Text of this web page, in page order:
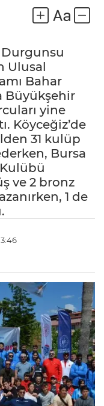
Durgunsu
Ulusal
Bahar
Büyükşehir
yine
Köyceğiz’de
31 kulüp
Bursa
ve 2 bronz
1 de